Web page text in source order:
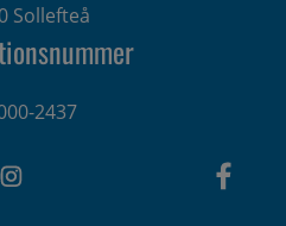
Sollefteå
2437